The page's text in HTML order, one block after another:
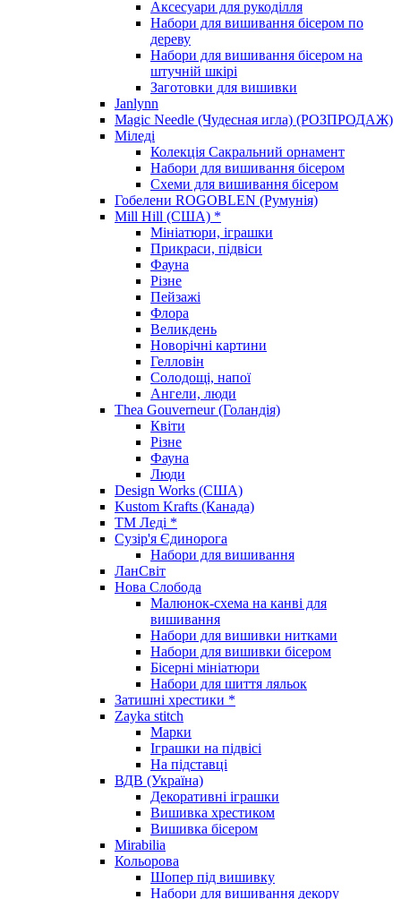
Аксесуари для рукоділля
Набори для вишивання бісером по
дереву
Набори для вишивання бісером на
штучній шкірі
Заготовки для вишивки
Janlynn
Magic Needle (Чудесная игла) (РОЗПРОДАЖ)
Міледі
Колекція Сакральний орнамент
Набори для вишивання бісером
Схеми для вишивання бісером
Гобелени ROGOBLEN (Румунія)
Mill Hill (США) *
Мініатюри, іграшки
Прикраси, підвіси
Фауна
Різне
Пейзажі
Флора
Великдень
Новорічні картини
Гелловін
Солодощі, напої
Ангели, люди
Thea Gouverneur (Голандія)
Квіти
Різне
Фауна
Люди
Design Works (США)
Kustom Krafts (Канада)
ТМ Леді *
Сузір'я Єдинорога
Набори для вишивання
ЛанСвіт
Нова Слобода
Малюнок-схема на канві для
вишивання
Набори для вишивки нитками
Набори для вишивки бісером
Бісерні мініатюри
Набори для шиття ляльок
Затишні хрестики *
Zayka stitch
Марки
Іграшки на підвісі
На підставці
ВДВ (Україна)
Декоративні іграшки
Вишивка хрестиком
Вишивка бісером
Mirabilia
Кольорова
Шопер під вишивку
Набори для вишивання декору